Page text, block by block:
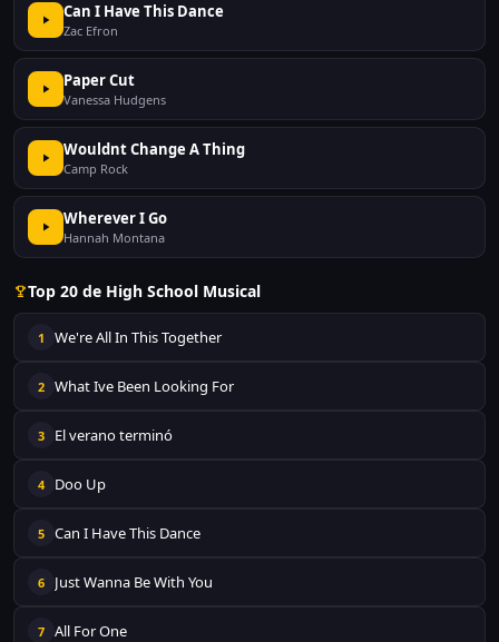
Can I Have This Dance
Zac Efron
Paper Cut
Vanessa Hudgens
Wouldnt Change A Thing
Camp Rock
Wherever I Go
Hannah Montana
Top 20 de High School Musical
1 We're All In This Together
2 What Ive Been Looking For
3 El verano terminó
4 Doo Up
5 Can I Have This Dance
6 Just Wanna Be With You
7 All For One